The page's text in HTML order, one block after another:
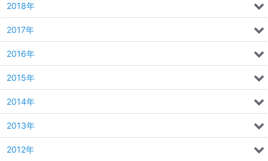
2018年
2017年
2016年
2015年
2014年
2013年
2012年